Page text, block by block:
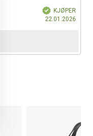
Verifisert
KJØPER
22.01.2026